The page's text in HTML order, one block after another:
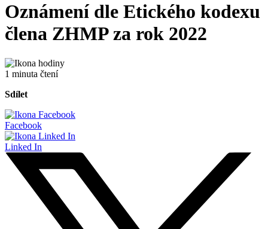
Oznámení dle Etického kodexu
člena ZHMP za rok 2022
1 minuta čtení
Sdílet
Facebook
Linked In